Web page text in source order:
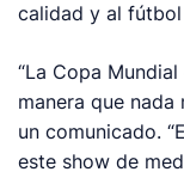
calidad y al
“La Copa
manera que nada
un comunicado.
este show de